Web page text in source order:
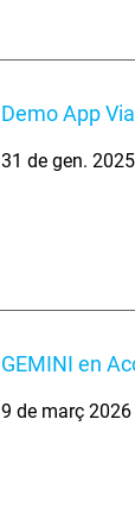
Demo App
31 de gen. 2025
GEMINI en
9 de març 2026